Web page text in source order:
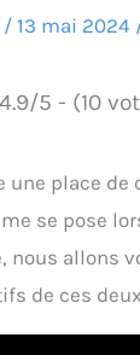
/ 13 mai 2024
4.9/5 - (10
une place
se pose
nous allons
de ces